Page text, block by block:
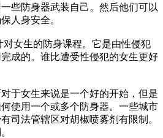
些防身器武装自己。然后他们可以
人身安全。
女生的防身课程。它是由性侵犯
成的。谁比遭受性侵犯的女生更好
于女生来说是一个好的开始，但是
使用一个或多个防身器。一些城市
司法管辖区对胡椒喷雾剂有限制。